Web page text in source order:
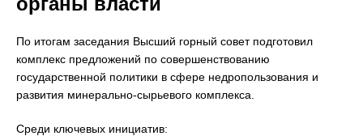
По итогам заседания Высший горный совет подготовил
комплекс предложений по совершенствованию
государственной политики в сфере недропользования и
развития минерально-сырьевого комплекса.
Среди ключевых инициатив: